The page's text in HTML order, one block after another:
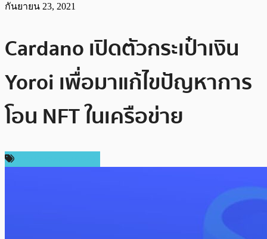
กันยายน 23, 2021
Cardano เปิดตัวกระเป๋าเงิน
Yoroi เพื่อมาแก้ไขปัญหาการ
โอน NFT ในเครือข่าย